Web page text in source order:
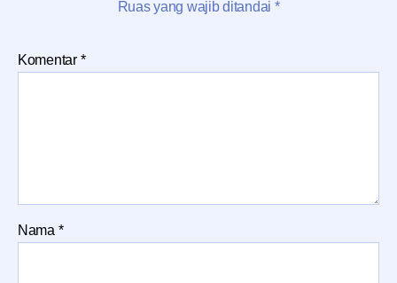
Ruas yang wajib ditandai *
Komentar *
Nama *